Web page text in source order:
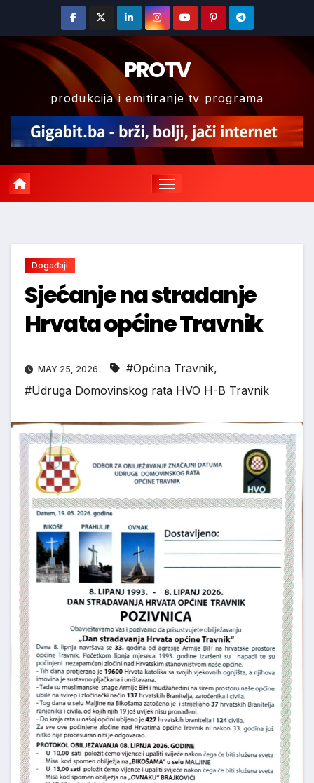
content
PROTV
produkcija i emitiranje tv programa
Događaji
Sjećanje na stradanje
Hrvata općine Travnik
MAY 25, 2026 #Općina Travnik,
#Udruga Domovinskog rata HVO H-B Travnik